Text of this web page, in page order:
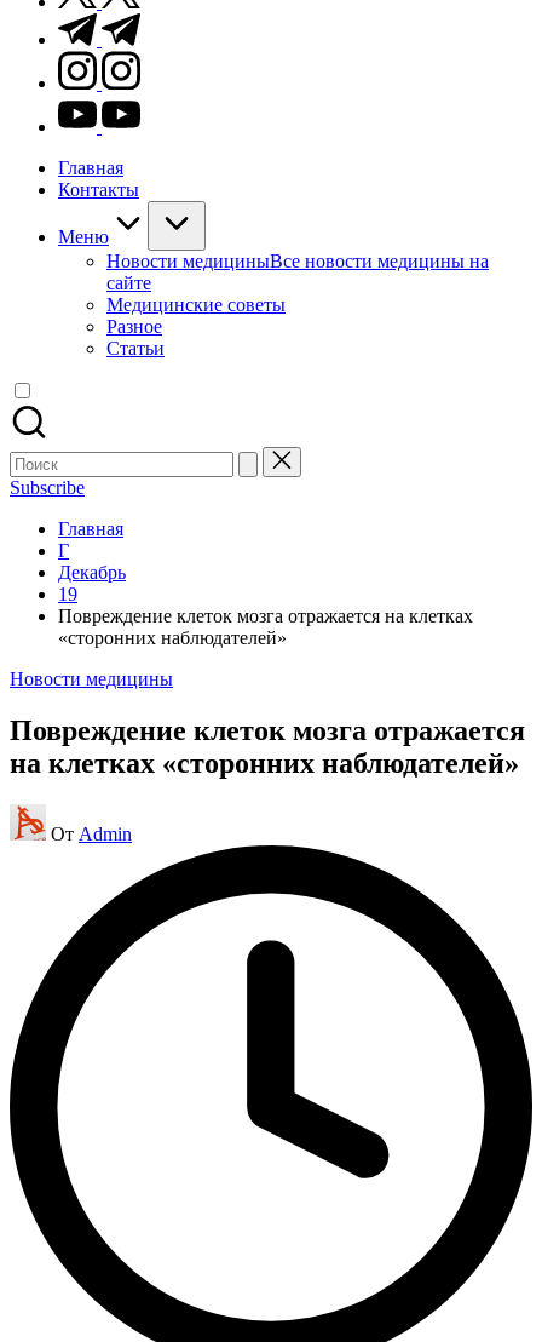
t.me
instagram.com
youtube.com
Главная
Контакты
Меню
Новости медициныВсе новости медицины на
сайте
Медицинские советы
Разное
Статьи
Поиск
для:
Subscribe
Главная
Г
Декабрь
19
Повреждение клеток мозга отражается на клетках
«сторонних наблюдателей»
Опубликовано
Новости медицины
Повреждение клеток мозга отражается
на клетках «сторонних наблюдателей»
Запись
от
От Admin